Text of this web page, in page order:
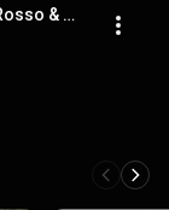
Una storia disonesta (feat. Stefano Rosso & Tonino Carotone)